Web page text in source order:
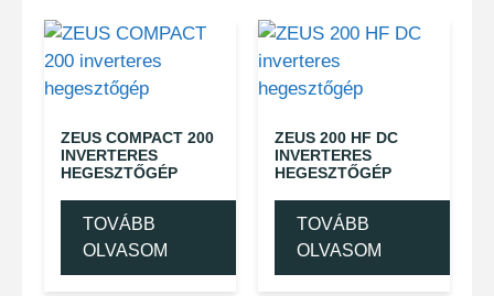
ZEUS COMPACT 200
INVERTERES
HEGESZTŐGÉP
TOVÁBB
OLVASOM
ZEUS 200 HF DC
INVERTERES
HEGESZTŐGÉP
TOVÁBB
OLVASOM